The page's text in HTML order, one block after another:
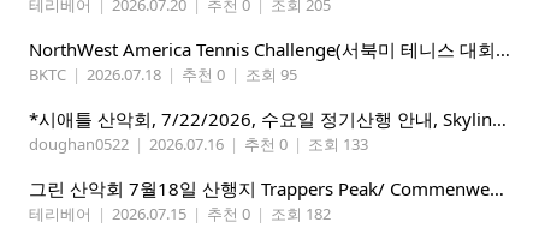
테리베어 | 2026.07.20 | 추천 0 | 조회 205
NorthWest America Tennis Challenge(서북미 테니스 대회) 마감임박!!!!!
BKTC | 2026.07.18 | 추천 0 | 조회 95
*시애틀 산악회, 7/22/2026, 수요일 정기산행 안내, Skyline Trail Loop(Mt. Rainier)*
doughan0522 | 2026.07.16 | 추천 0 | 조회 133
그린 산악회 7월18일 산행지 Trappers Peak/ Commenwealth Basin
테리베어 | 2026.07.15 | 추천 0 | 조회 182